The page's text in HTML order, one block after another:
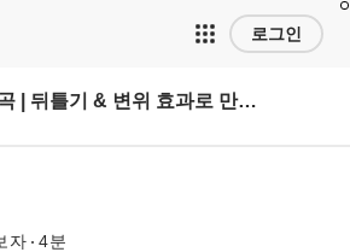
로그인
포토샵 왜곡 | 뒤틀기 & 변위 효과로 만드는 초현실적인 콜라주
자 4분